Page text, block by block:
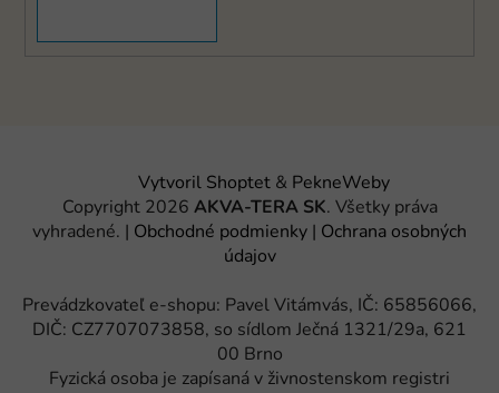
Vytvoril Shoptet& PekneWeby
Copyright 2026 AKVA-TERA SK. Všetky práva
vyhradené. | Obchodné podmienky | Ochrana osobných
údajov
Prevádzkovateľ e-shopu: Pavel Vitámvás, IČ: 65856066,
DIČ: CZ7707073858, so sídlom Ječná 1321/29a, 621
00 Brno
Fyzická osoba je zapísaná v živnostenskom registri